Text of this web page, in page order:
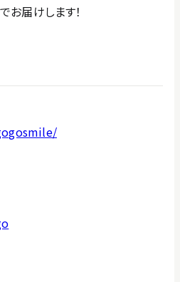
お届けします！